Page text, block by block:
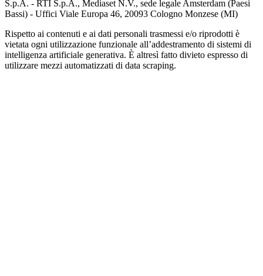
S.p.A. - RTI S.p.A., Mediaset N.V., sede legale Amsterdam (Paesi
Bassi) - Uffici Viale Europa 46, 20093 Cologno Monzese (MI)
Rispetto ai contenuti e ai dati personali trasmessi e/o riprodotti è
vietata ogni utilizzazione funzionale all’addestramento di sistemi di
intelligenza artificiale generativa. È altresì fatto divieto espresso di
utilizzare mezzi automatizzati di data scraping.